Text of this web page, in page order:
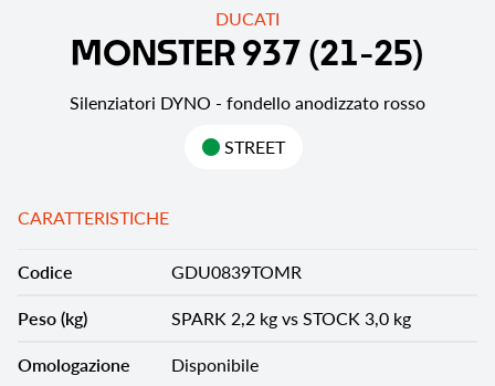
DUCATI
MONSTER937 (21-25)
Silenziatori DYNO - fondello anodizzato rosso
STREET
CARATTERISTICHE
Codice
GDU0839TOMR
Peso (kg)
SPARK 2,2 kg vs STOCK 3,0 kg
Omologazione
Disponibile